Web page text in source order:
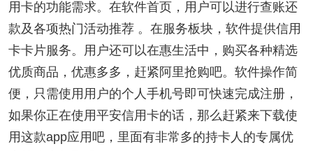
用卡的功能需求。在软件首页，用户可以进行查账还
款及各项热门活动推荐 。在服务板块，软件提供信用
卡卡片服务。用户还可以在惠生活中，购买各种精选
优质商品，优惠多多，赶紧阿里抢购吧。软件操作简
便，只需使用用户的个人手机号即可快速完成注册，
如果你正在使用平安信用卡的话，那么赶紧来下载使
用这款app应用吧，里面有非常多的持卡人的专属优